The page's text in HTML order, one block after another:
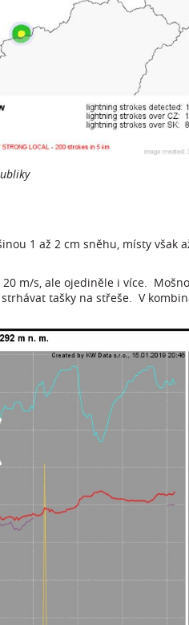
1 až 2 cm sněhu, místy však
m/s, ale ojediněle i více.
tašky na střeše. V